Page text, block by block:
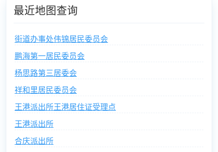
最近地图查询
街道办事处伟锦居民委员会
鹏海第一居民委员会
杨思路第三居委会
祥和里居民委员会
王港派出所王港居住证受理点
王港派出所
合庆派出所